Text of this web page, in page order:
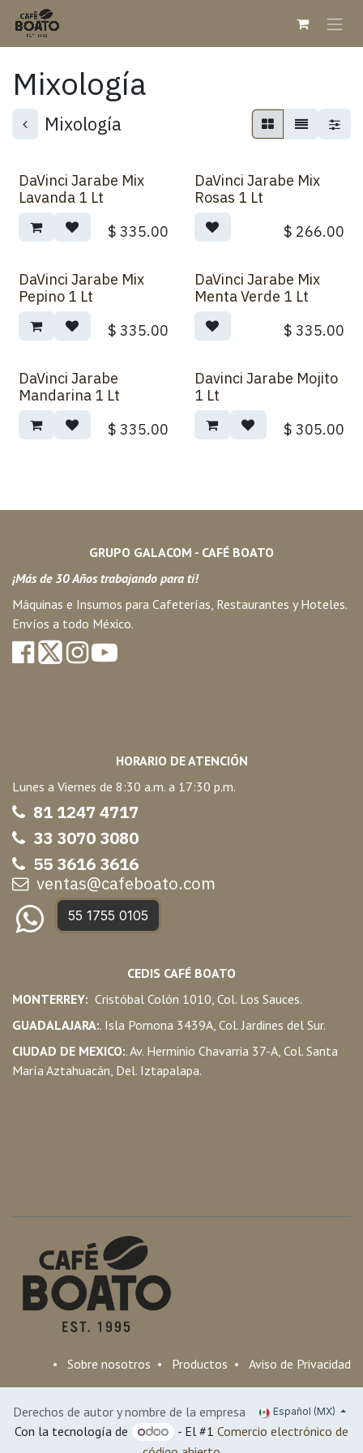
Ir al contenido
Mixología
Mixología
DaVinci Jarabe Mix
Lavanda 1 Lt
$ 335.00
DaVinci Jarabe Mix
Rosas 1 Lt
$ 266.00
DaVinci Jarabe Mix
Pepino 1 Lt
$ 335.00
DaVinci Jarabe Mix
Menta Verde 1 Lt
$ 335.00
DaVinci Jarabe
Mandarina 1 Lt
$ 335.00
Davinci Jarabe Mojito
1 Lt
$ 305.00
GRUPO GALACOM - CAFÉ BOATO
¡Más de 30 Años trabajando para ti!
Máquinas e Insumos para Cafeterías, Restaurantes y Hoteles.
Envíos a todo México.
HORARIO DE ATENCIÓN
Lunes a Viernes de 8:30 a.m. a 17:30 p.m.
81 1247 4717
33 3070 3080
55 3616 3616
ventas@cafeboato.com
55 1755 0105
CEDIS CAFÉ BOATO
MONTERREY: Cristóbal Colón 1010, Col. Los Sauces.
GUADALAJARA:. Isla Pomona 3439A, Col. Jardines del Sur.
CIUDAD DE MEXICO:. Av. Herminio Chavarria 37-A, Col. Santa
María Aztahuacán, Del. Iztapalapa.
• Sobre nosotros • Productos • Aviso de Privacidad
Derechos de autor y nombre de la empresa Español (MX)
Con la tecnología de - El #1Comercio electrónico de